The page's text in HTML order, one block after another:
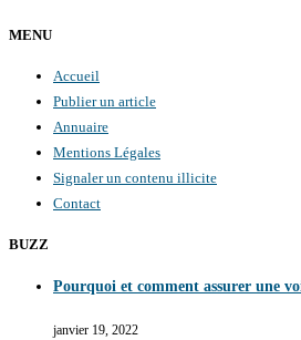
MENU
Accueil
Publier un article
Annuaire
Mentions Légales
Signaler un contenu illicite
Contact
BUZZ
Pourquoi et comment assurer une
janvier 19, 2022